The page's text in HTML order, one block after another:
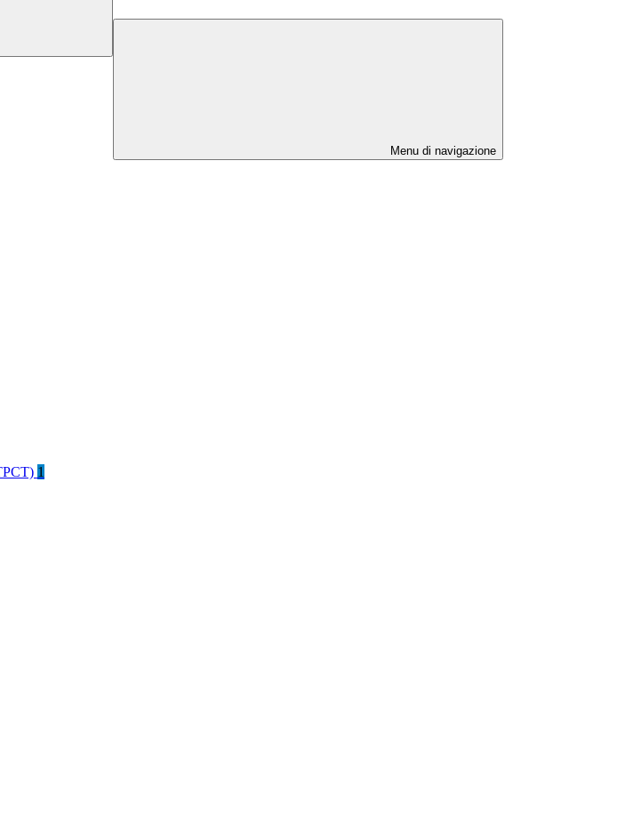
Menu di navigazione
1